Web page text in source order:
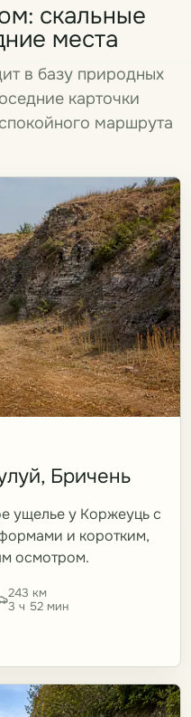
скальные
места
в базу природных
карточки
маршрута
Бричень
ущелье у Коржеуць с
и коротким,
осмотром.
243 км
3 ч 52 мин